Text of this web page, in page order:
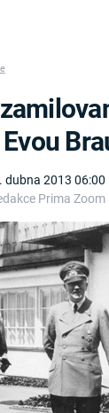
DÁVNOVĚKU
dubna 2013 06:00
Prima Zoom